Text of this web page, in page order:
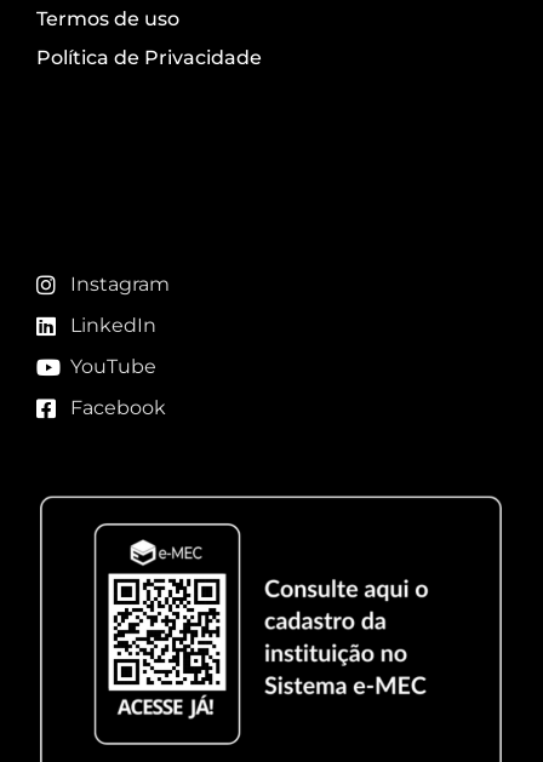
Termos de uso
Política de Privacidade
Instagram
LinkedIn
YouTube
Facebook